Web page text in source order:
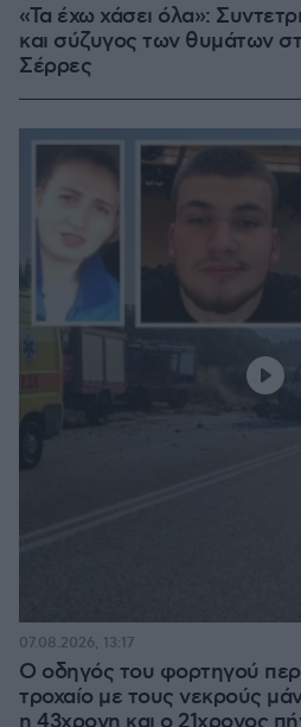
«Τα έχω χάσει όλα»:
και σύζυγος των θυμάτων
Σέρρες
Ο οδηγός του φορτηγού
τροχαίο με τους νεκρούς
07.08.2026, 13:17